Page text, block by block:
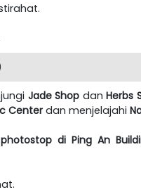
Jade Shop danHerbs
Centerdan menjelajahi
photostop di Ping An